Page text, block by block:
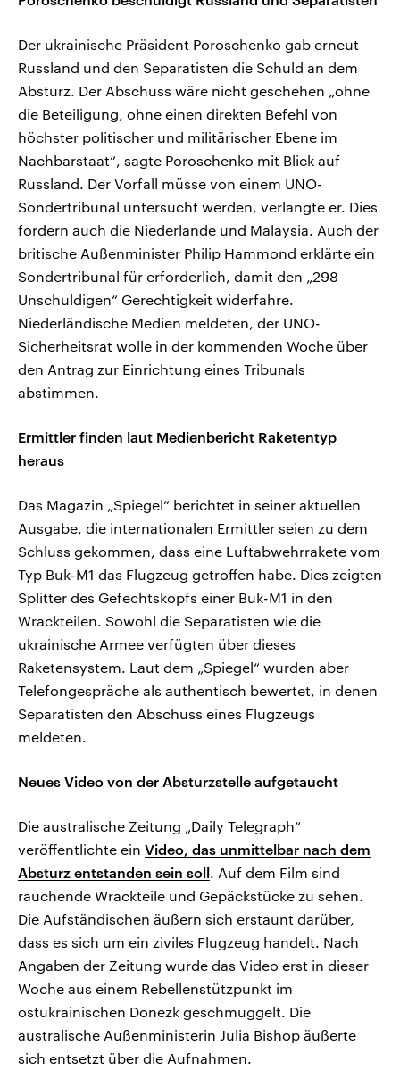
Der ukrainische Präsident Poroschenko gab erneut
Russland und den Separatisten die Schuld an dem
Absturz. Der Abschuss wäre nicht geschehen „ohne
die Beteiligung, ohne einen direkten Befehl von
höchster politischer und militärischer Ebene im
Nachbarstaat“, sagte Poroschenko mit Blick auf
Russland. Der Vorfall müsse von einem UNO-
Sondertribunal untersucht werden, verlangte er. Dies
fordern auch die Niederlande und Malaysia. Auch der
britische Außenminister Philip Hammond erklärte ein
Sondertribunal für erforderlich, damit den „298
Unschuldigen“ Gerechtigkeit widerfahre.
Niederländische Medien meldeten, der UNO-
Sicherheitsrat wolle in der kommenden Woche über
den Antrag zur Einrichtung eines Tribunals
abstimmen.
Ermittler finden laut Medienbericht Raketentyp
heraus
Das Magazin „Spiegel“ berichtet in seiner aktuellen
Ausgabe, die internationalen Ermittler seien zu dem
Schluss gekommen, dass eine Luftabwehrrakete vom
Typ Buk-M1 das Flugzeug getroffen habe. Dies zeigten
Splitter des Gefechtskopfs einer Buk-M1 in den
Wrackteilen. Sowohl die Separatisten wie die
ukrainische Armee verfügten über dieses
Raketensystem. Laut dem „Spiegel“ wurden aber
Telefongespräche als authentisch bewertet, in denen
Separatisten den Abschuss eines Flugzeugs
meldeten.
Neues Video von der Absturzstelle aufgetaucht
Die australische Zeitung „Daily Telegraph“
veröffentlichte ein Video, das unmittelbar nach dem
Absturz entstanden sein soll. Auf dem Film sind
rauchende Wrackteile und Gepäckstücke zu sehen.
Die Aufständischen äußern sich erstaunt darüber,
dass es sich um ein ziviles Flugzeug handelt. Nach
Angaben der Zeitung wurde das Video erst in dieser
Woche aus einem Rebellenstützpunkt im
ostukrainischen Donezk geschmuggelt. Die
australische Außenministerin Julia Bishop äußerte
sich entsetzt über die Aufnahmen.